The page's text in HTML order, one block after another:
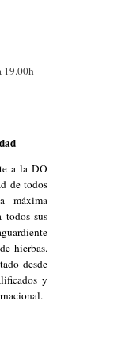
19.00h
a la DO
de todos
máxima
todos sus
hierbas.
desde
y